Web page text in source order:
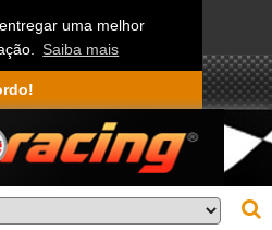
uma melhor
Saiba mais